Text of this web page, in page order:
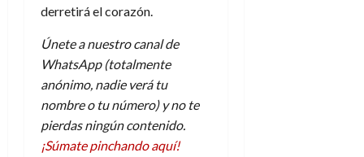
derretirá el corazón.
Únete a nuestro canal de
WhatsApp (totalmente
anónimo, nadie verá tu
nombre o tu número) y no te
pierdas ningún contenido.
¡Súmate pinchando aquí!